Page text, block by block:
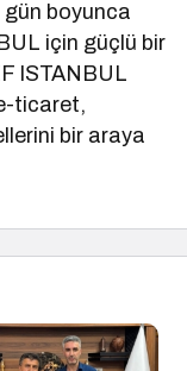
boyunca
için güçlü bir
ISTANBUL
ticaret,
bir araya